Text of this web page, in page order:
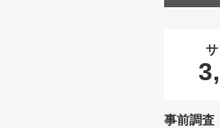
事前調査